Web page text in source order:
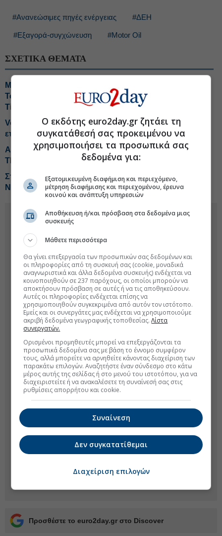
#Ανανεώσιμες πηγές ενέργειας #ΔΕΗ
#Εξαγορά-συγχώνευση #Motor Oil
ΣΧΕΤΙΚΑ ΘΕΜΑΤΑ
Μυτιληναίος: Τα μηνύματα και τα... fingers crossed-
Τσίπρας: Οι ανεξάρτητοι και το χαμηλό μονοψήφιο-
Tips για ΔΕΗ, ΚΥΠΡ
Vodafone-ΔΕΗ: Στα 130 εκατ. το τίμημα για την κοινή
εταιρεία οπτικών ινών
Aktor: Deal με Motor Oil για το 75% των Ηλέκτωρ και
Thalis
Στρατηγική επένδυση του EFA Group στη Fractal
Networx της Κύπρου
Προσθέστε το euro2day.gr στο Discover
Ο εκδότης euro2day.gr ζητάει τη
συγκατάθεσή σας προκειμένου να
χρησιμοποιήσει τα προσωπικά σας
δεδομένα για:
Εξατομικευμένη διαφήμιση και περιεχόμενο,
μέτρηση διαφήμισης και περιεχομένου, έρευνα
κοινού και ανάπτυξη υπηρεσιών
Αποθήκευση ή/και πρόσβαση στα δεδομένα μιας
συσκευής
Μάθετε περισσότερα
Θα γίνει επεξεργασία των προσωπικών σας δεδομένων και
οι πληροφορίες από τη συσκευή σας (cookie, μοναδικά
αναγνωριστικά και άλλα δεδομένα συσκευής) ενδέχεται να
κοινοποιηθούν σε 237 παρόχους, οι οποίοι μπορούν να
αποκτήσουν πρόσβαση σε αυτές ή να τις αποθηκεύσουν.
Αυτές οι πληροφορίες ενδέχεται επίσης να
χρησιμοποιηθούν συγκεκριμένα από αυτόν τον ιστότοπο.
Εμείς και οι συνεργάτες μας ενδέχεται να χρησιμοποιούμε
ακριβή δεδομένα γεωγραφικής τοποθεσίας.Λίστα
συνεργατών.
Ορισμένοι προμηθευτές μπορεί να επεξεργάζονται τα
προσωπικά δεδομένα σας με βάση το έννομο συμφέρον
τους, αλλά μπορείτε να αρνηθείτε κάνοντας διαχείριση των
παρακάτω επιλογών. Αναζητήστε έναν σύνδεσμο στο κάτω
μέρος αυτής της σελίδας ή στο μενού του ιστοτόπου, για να
διαχειριστείτε ή να ανακαλέσετε τη συναίνεσή σας στις
ρυθμίσεις απορρήτου και cookie.
Συναίνεση
Δεν συγκατατίθεμαι
Διαχείριση επιλογών